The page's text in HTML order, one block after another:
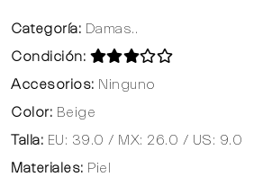
Categoría: Damas..
Condición:
Accesorios: Ninguno
Color: Beige
Talla: EU: 39.0 / MX: 26.0 / US: 9.0
Materiales: Piel